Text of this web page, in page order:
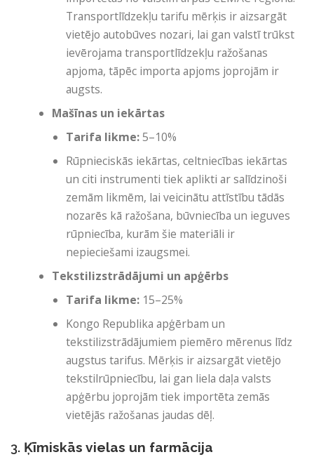
Transportlīdzekļu tarifu mērķis ir aizsargāt
vietējo autobūves nozari, lai gan valstī trūkst
ievērojama transportlīdzekļu ražošanas
apjoma, tāpēc importa apjoms joprojām ir
augsts.
Mašīnas un iekārtas
Tarifa likme:5–10%
Rūpnieciskās iekārtas, celtniecības iekārtas
un citi instrumenti tiek aplikti ar salīdzinoši
zemām likmēm, lai veicinātu attīstību tādās
nozarēs kā ražošana, būvniecība un ieguves
rūpniecība, kurām šie materiāli ir
nepieciešami izaugsmei.
Tekstilizstrādājumi un apģērbs
Tarifa likme: 15–25%
Kongo Republika apģērbam un
tekstilizstrādājumiem piemēro mērenus līdz
augstus tarifus. Mērķis ir aizsargāt vietējo
tekstilrūpniecību, lai gan liela daļa valsts
apģērbu joprojām tiek importēta zemās
vietējās ražošanas jaudas dēļ.
3. Ķīmiskās vielas un farmācija